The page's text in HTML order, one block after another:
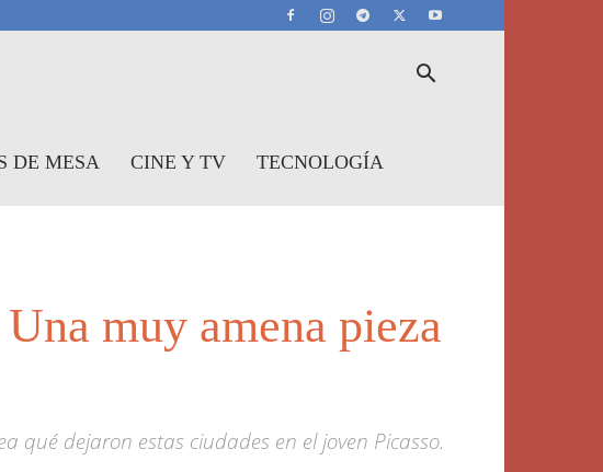
DE MESA CINE Y TV TECNOLOGÍA
muy amena pieza
qué dejaron estas ciudades en el joven Picasso.